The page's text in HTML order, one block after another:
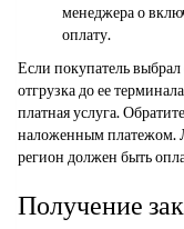
менеджера о
оплату.
Если покупатель
отгрузка до ее
платная услуга.
наложенным платежом.
регион должен быть
Получение